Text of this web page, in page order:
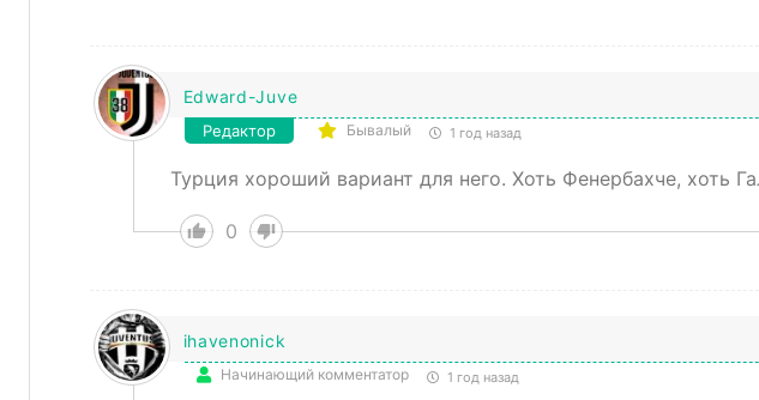
Edward-Juve
Редактор Бывалый 1 год назад
Турция хороший вариант для него. Хоть Фенербахче, хоть
0
ihavenonick
Начинающий комментатор 1 год назад